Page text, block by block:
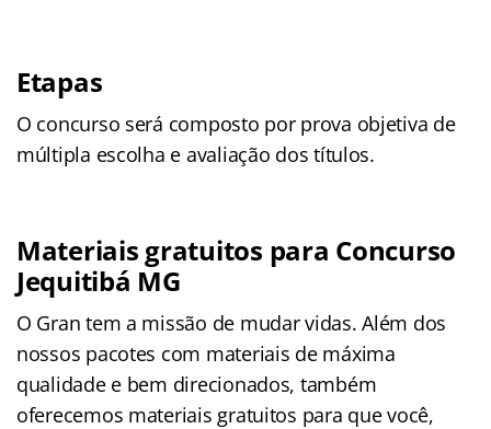
Etapas
O concurso será composto por prova objetiva de
múltipla escolha e avaliação dos títulos.
Materiais gratuitos para Concurso
Jequitibá MG
O Gran tem a missão de mudar vidas. Além dos
nossos pacotes com materiais de máxima
qualidade e bem direcionados, também
oferecemos materiais gratuitos para que você,